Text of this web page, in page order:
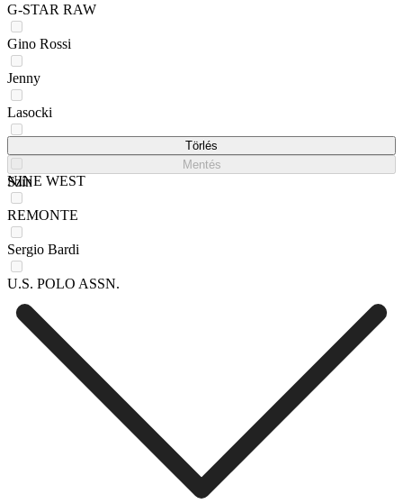
G-STAR RAW
Gino Rossi
Jenny
Lasocki
NINE WEST
REMONTE
Sergio Bardi
U.S. POLO ASSN.
Törlés
Mentés
Szín